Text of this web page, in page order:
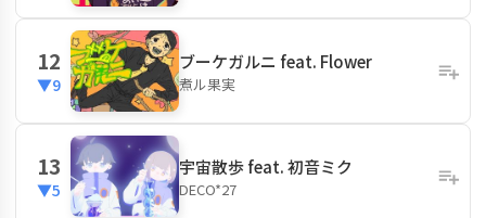
12
▼9
ブーケガルニ feat. Flower
煮ル果実
13
▼5
宇宙散歩 feat. 初音ミク
DECO*27